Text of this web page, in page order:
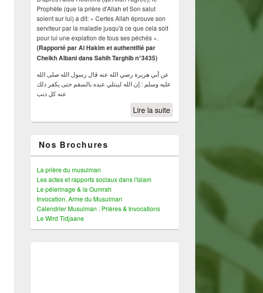
Prophète (que la prière d'Allah et Son salut
soient sur lui) a dit: « Certes Allah éprouve son
serviteur par la maladie jusqu'à ce que cela soit
pour lui une expiation de tous ses péchés ».
(Rapporté par Al Hakim et authentifié par
Cheikh Albani dans Sahih Targhib n°3435)
عن أبي هريرة رضي الله عنه قال رسول الله صلى الله
عليه وسلم : إن الله ليبتلي عبده بالسقم حتى يكفر ذلك
عنه كل ذنب
Lire la suite
Nos Brochures
La prière du musulman
Les actes et rapports sociaux dans l'islam
Le pélerinage & la Oumrah
Invocation, Arme du Musulman
Calendrier Musulman : Prières & Invocations
Le Wird Tidjaane